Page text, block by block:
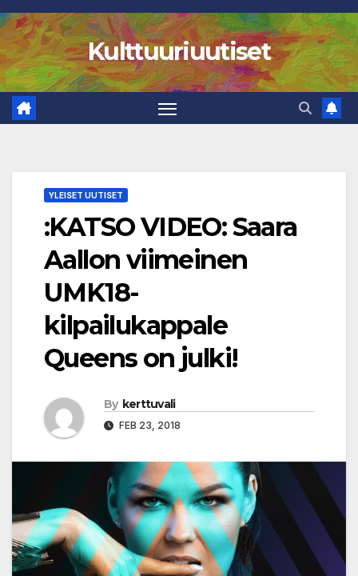
Skip
to
content
Kulttuuriuutiset
YLEISET UUTISET
:KATSO VIDEO: Saara
Aallon viimeinen
UMK18-
kilpailukappale
Queens on julki!
By kerttuvali
FEB 23, 2018